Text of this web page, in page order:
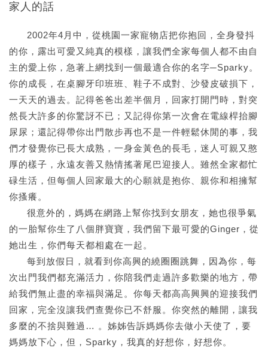
家人的話
2002年4月中，從桃園一家寵物店把你抱回，全身發抖
的你，露出可愛又純真的模樣，讓我們全家每個人都不由自
主的愛上你，急著上網找到一個最適合你的名字─Sparky。
你的成長，在桌腳牙印班班、鞋子不成對、沙發皮破損下，
一天天的過去。記得爸爸出差半個月，回家打開門時，對突
然長大許多的你驚訝不已；又記得你第一次會在電線桿抬腳
尿尿；還記得帶你出門散步再也不是一件輕鬆休閒的事，我
們才發覺你已長大成熟，一身金黃色的長毛，迷人可親又憨
厚的樣子，永遠友善又熱情搖著尾巴迎接人。雖然全家都忙
碌生活，但每個人回家最大的心願就是抱你、親你和相擁幫
你搔癢。
很意外的，媽媽在網路上幫你找到女朋友，她也很爭氣
的一胎幫你生了八個胖寶寶，我們留下最可愛的Ginger，從
她出生，你們每天都相處在一起。
每到放假日，就看到你高興的繞圈圈跳舞，因為你，每
次出門我們都充滿活力，你陪我們走過許多歡樂的地方，帶
給我們無止盡的幸福與滿足。你每天都高高興興的迎接我們
回家，完全沒讓我們查覺你已不舒服。你突然的離開，讓我
多麼的不捨與難過… 。姊姊告訴媽媽你去做小天使了，要
媽媽放下心，但，Sparky，我真的好想你，好想你。